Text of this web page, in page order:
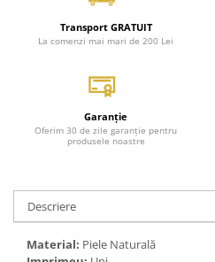
Transport GRATUIT
La comenzi mai mari de 200 Lei
Garanție
Oferim 30 de zile garanție pentru
produsele noastre
Descriere
Material: Piele Naturală